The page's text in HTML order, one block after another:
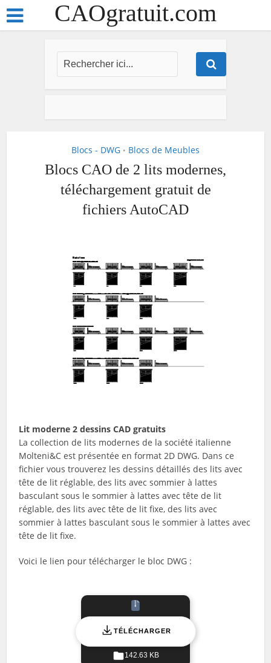
CAOgratuit.com
Blocs - DWG • Blocs de Meubles
Blocs CAO de 2 lits modernes,
téléchargement gratuit de
fichiers AutoCAD
Lit moderne 2 dessins CAD gratuits
La collection de lits modernes de la société italienne
Molteni&C est présentée en format 2D DWG. Dans ce
fichier vous trouverez les dessins détaillés des lits avec
tête de lit réglable, des lits avec sommier à lattes
basculant sous le sommier à lattes avec tête de lit
réglable, des lits avec tête de lit fixe, des lits avec
sommier à lattes basculant sous le sommier à lattes avec
tête de lit fixe.
Voici le lien pour télécharger le bloc DWG :
TÉLÉCHARGER
142.63 KB